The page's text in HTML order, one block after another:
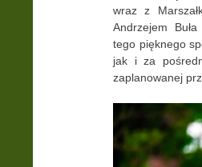
wraz z
Andrzejem
tego pięknego
jak i za
zaplanowanej